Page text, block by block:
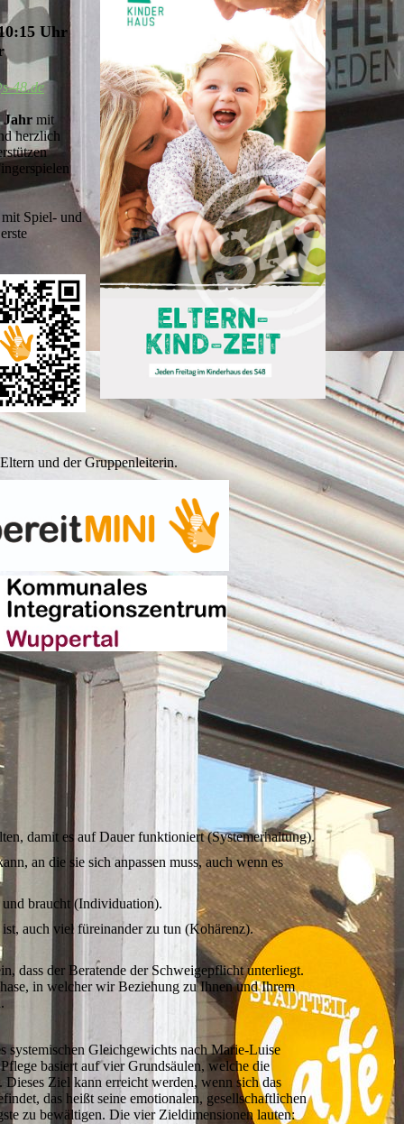
Uhr
48.de
Jahr mit
herzlich
Spiel- und
und der Gruppenleiterin.
damit es auf Dauer funktioniert (Systemerhaltung).
an die sie sich anpassen muss, auch wenn es
braucht (Individuation).
auch viel füreinander zu tun (Kohärenz).
dass der Beratende der Schweigepflicht unterliegt.
in welcher wir Beziehung zu Ihnen und Ihrem
systemischen Gleichgewichts nach Marie-Luise
basiert auf vier Grundsäulen, welche die
Ziel kann erreicht werden, wenn sich das
das heißt seine emotionalen, gesellschaftlichen
zu bewältigen. Die vier Zieldimensionen lauten: